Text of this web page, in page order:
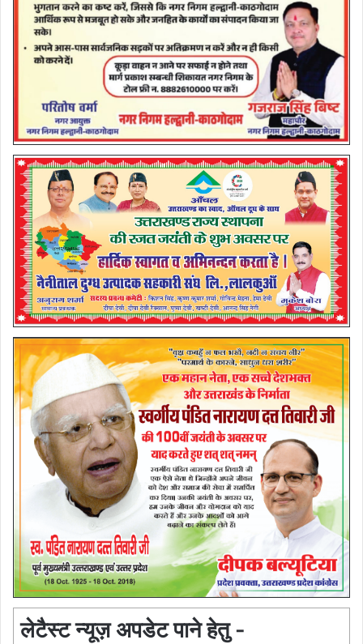
लेटैस्ट न्यूज़ अपडेट पाने हेतु -